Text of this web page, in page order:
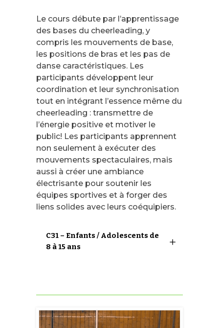
Le cours débute par l’apprentissage
des bases du cheerleading, y
compris les mouvements de base,
les positions de bras et les pas de
danse caractéristiques. Les
participants développent leur
coordination et leur synchronisation
tout en intégrant l’essence même du
cheerleading : transmettre de
l’énergie positive et motiver le
public! Les participants apprennent
non seulement à exécuter des
mouvements spectaculaires, mais
aussi à créer une ambiance
électrisante pour soutenir les
équipes sportives et à forger des
liens solides avec leurs coéquipiers.
C31 – Enfants / Adolescents de
8 à 15 ans